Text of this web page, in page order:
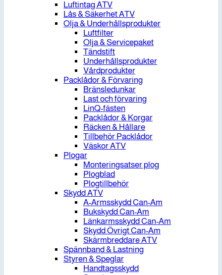
Luftintag ATV
Lås & Säkerhet ATV
Olja & Underhållsprodukter
Luftfilter
Olja & Servicepaket
Tändstift
Underhållsprodukter
Vårdprodukter
Packlådor & Förvaring
Bränsledunkar
Last och förvaring
LinQ-fästen
Packlådor & Korgar
Räcken & Hållare
Tillbehör Packlådor
Väskor ATV
Plogar
Monteringsatser plog
Plogblad
Plogtillbehör
Skydd ATV
A-Armsskydd Can-Am
Bukskydd Can-Am
Länkarmsskydd Can-Am
Skydd Övrigt Can-Am
Skärmbreddare ATV
Spännband & Lastning
Styren & Speglar
Handtagsskydd